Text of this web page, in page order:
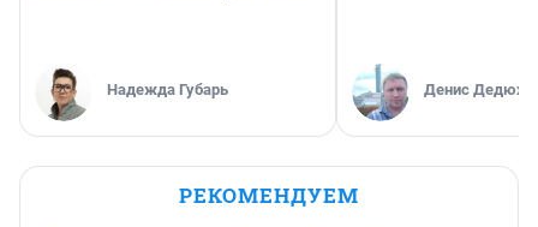
Надежда Губарь Денис
РЕКОМЕНДУЕМ